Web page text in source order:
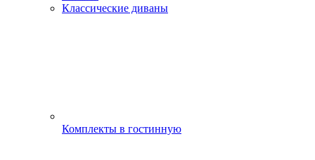
Классические диваны
Комплекты в гостинную